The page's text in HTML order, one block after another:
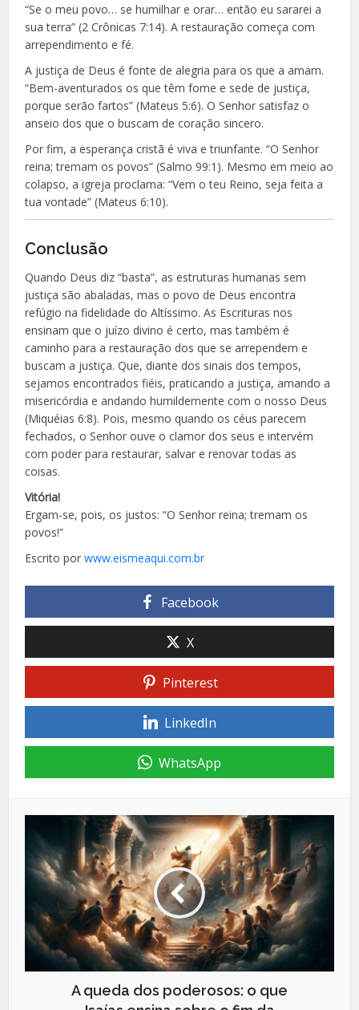
“Se o meu povo… se humilhar e orar… então eu sararei a
sua terra” (2 Crônicas 7:14). A restauração começa com
arrependimento e fé.
A justiça de Deus é fonte de alegria para os que a amam.
“Bem-aventurados os que têm fome e sede de justiça,
porque serão fartos” (Mateus 5:6). O Senhor satisfaz o
anseio dos que o buscam de coração sincero.
Por fim, a esperança cristã é viva e triunfante. “O Senhor
reina; tremam os povos” (Salmo 99:1). Mesmo em meio ao
colapso, a igreja proclama: “Vem o teu Reino, seja feita a
tua vontade” (Mateus 6:10).
Conclusão
Quando Deus diz “basta”, as estruturas humanas sem
justiça são abaladas, mas o povo de Deus encontra
refúgio na fidelidade do Altíssimo. As Escrituras nos
ensinam que o juízo divino é certo, mas também é
caminho para a restauração dos que se arrependem e
buscam a justiça. Que, diante dos sinais dos tempos,
sejamos encontrados fiéis, praticando a justiça, amando a
misericórdia e andando humildemente com o nosso Deus
(Miquéias 6:8). Pois, mesmo quando os céus parecem
fechados, o Senhor ouve o clamor dos seus e intervém
com poder para restaurar, salvar e renovar todas as
coisas.
Vitória!
Ergam-se, pois, os justos: “O Senhor reina; tremam os
povos!”
Escrito porwww.eismeaqui.com.br
Facebook
X
Pinterest
LinkedIn
WhatsApp
A queda dos poderosos: o que